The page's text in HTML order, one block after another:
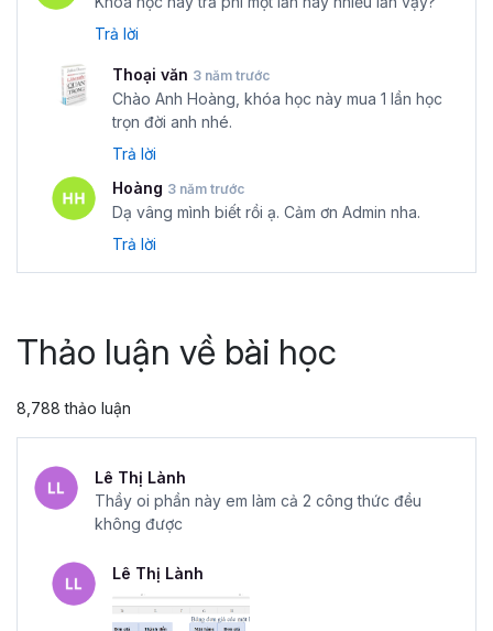
Trả lời
Thoại văn 3 năm trước
Chào Anh Hoàng, khóa học này mua 1 lần học
trọn đời anh nhé.
Trả lời
Hoàng 3 năm trước
Dạ vâng mình biết rồi ạ. Cảm ơn Admin nha.
Trả lời
Thảo luận về bài học
8,788 thảo luận
Lê Thị Lành
Thầy oi phần này em làm cả 2 công thức đều
không được
Lê Thị Lành